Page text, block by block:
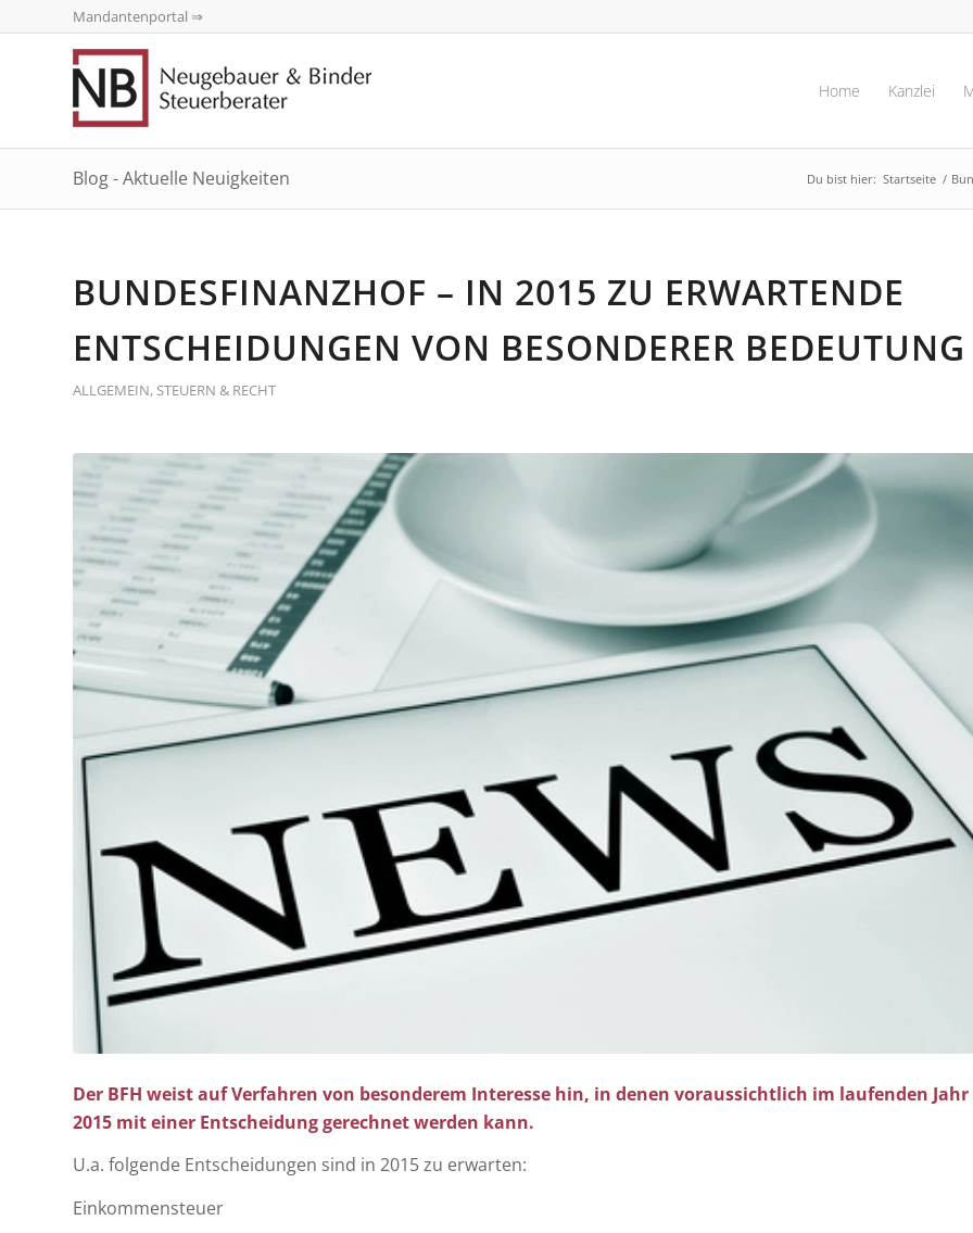
Mandantenportal ⇒
Home Kanzlei
Blog - Aktuelle Neuigkeiten Du bist hier: Startseite /
BUNDESFINANZHOF – IN 2015 ZU ERWARTENDE
ENTSCHEIDUNGEN VON BESONDERER BEDEUTUNG
ALLGEMEIN, STEUERN & RECHT
Der BFH weist auf Verfahren von besonderem Interesse hin, in denen voraussichtlich im laufenden Jahr
2015 mit einer Entscheidung gerechnet werden kann.
U.a. folgende Entscheidungen sind in 2015 zu erwarten:
Einkommensteuer